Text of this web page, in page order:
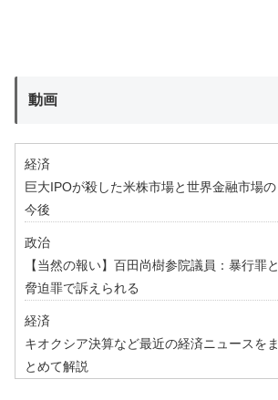
動画
経済
巨大IPOが殺した米株市場と世界金融市場の
今後
政治
【当然の報い】百田尚樹参院議員：暴行罪と
脅迫罪で訴えられる
経済
キオクシア決算など最近の経済ニュースをま
とめて解説